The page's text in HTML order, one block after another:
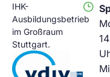
IHK-
Ausbildungsbetrieb
im Großraum
Stuttgart.